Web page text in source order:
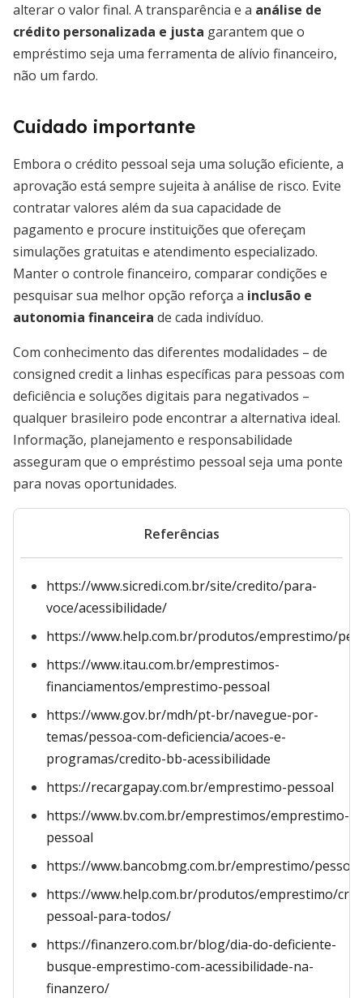
alterar o valor final. A transparência e a análise de
crédito personalizada e justa garantem que o
empréstimo seja uma ferramenta de alívio financeiro,
não um fardo.
Cuidado importante
Embora o crédito pessoal seja uma solução eficiente, a
aprovação está sempre sujeita à análise de risco. Evite
contratar valores além da sua capacidade de
pagamento e procure instituições que ofereçam
simulações gratuitas e atendimento especializado.
Manter o controle financeiro, comparar condições e
pesquisar sua melhor opção reforça a inclusão e
autonomia financeira de cada indivíduo.
Com conhecimento das diferentes modalidades – de
consigned credit a linhas específicas para pessoas com
deficiência e soluções digitais para negativados –
qualquer brasileiro pode encontrar a alternativa ideal.
Informação, planejamento e responsabilidade
asseguram que o empréstimo pessoal seja uma ponte
para novas oportunidades.
Referências
https://www.sicredi.com.br/site/credito/para-
voce/acessibilidade/
https://www.help.com.br/produtos/emprestimo/
https://www.itau.com.br/emprestimos-
financiamentos/emprestimo-pessoal
https://www.gov.br/mdh/pt-br/navegue-por-
temas/pessoa-com-deficiencia/acoes-e-
programas/credito-bb-acessibilidade
https://recargapay.com.br/emprestimo-pessoal
https://www.bv.com.br/emprestimos/emprestimo-
pessoal
https://www.bancobmg.com.br/emprestimo/
https://www.help.com.br/produtos/emprestimo/
pessoal-para-todos/
https://finanzero.com.br/blog/dia-do-deficiente-
busque-emprestimo-com-acessibilidade-na-
finanzero/